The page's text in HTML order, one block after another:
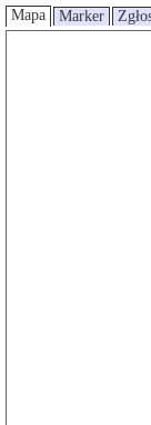
Mapa Marker